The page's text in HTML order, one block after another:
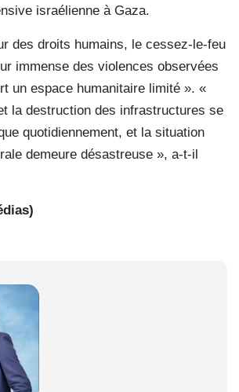
israélienne à Gaza.
des droits humains, le cessez-le-feu
immense des violences observées
un espace humanitaire limité ». «
la destruction des infrastructures se
quotidiennement, et la situation
demeure désastreuse », a-t-il